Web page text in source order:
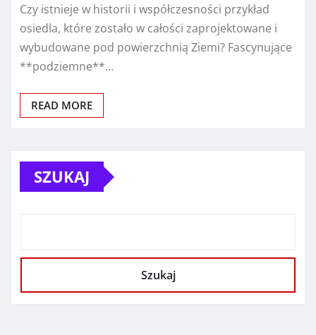
Czy istnieje w historii i współczesności przykład
osiedla, które zostało w całości zaprojektowane i
wybudowane pod powierzchnią Ziemi? Fascynujące
**podziemne**…
READ MORE
SZUKAJ
Szukaj